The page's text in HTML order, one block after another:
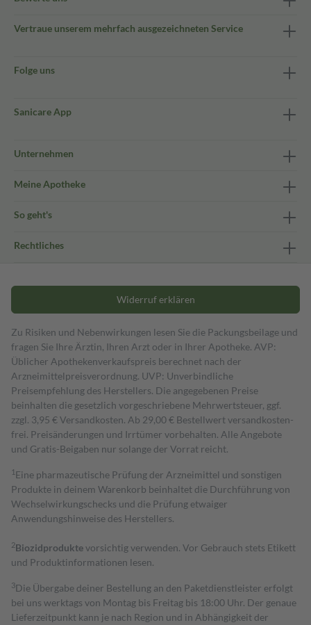
Vertraue unserem mehrfach ausgezeichneten Service
Folge uns
Sanicare App
Unternehmen
Meine Apotheke
So geht's
Rechtliches
Widerruf erklären
Zu Risiken und Nebenwirkungen lesen Sie die Packungsbeilage und
fragen Sie Ihre Ärztin, Ihren Arzt oder in Ihrer Apotheke. AVP:
Üblicher Apothekenverkaufspreis berechnet nach der
Arzneimittelpreisverordnung. UVP: Unverbindliche
Preisempfehlung des Herstellers. Die angegebenen Preise
beinhalten die gesetzlich vorgeschriebene Mehrwertsteuer, ggf.
zzgl. 3,95 € Versandkosten. Ab 29,00 € Bestell­wert versand­kosten­
frei. Preisänderungen und Irrtümer vorbehalten. Alle Angebote
und Gratis-Beigaben nur solange der Vorrat reicht.
1 Eine pharmazeutische Prüfung der Arzneimittel und sonstigen
Produkte in deinem Warenkorb beinhaltet die Durchführung von
Wechselwirkungschecks und die Prüfung etwaiger
Anwendungshinweise des Herstellers.
2Biozidproduktevorsichtig verwenden. Vor Gebrauch stets Etikett
und Produktinformationen lesen.
3Die Übergabe deiner Bestellung an den Paketdienstleister erfolgt
bei uns werktags von Montag bis Freitag bis 18:00 Uhr. Der genaue
Lieferzeitpunkt kann je nach Region und in Abhängigkeit der